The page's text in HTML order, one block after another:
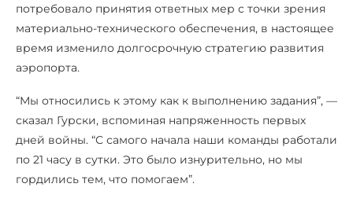
потребовало принятия ответных мер с точки зрения
материально-технического обеспечения, в настоящее
время изменило долгосрочную стратегию развития
аэропорта.
“Мы относились к этому как к выполнению задания”, —
сказал Гурски, вспоминая напряженность первых
дней войны. “С самого начала наши команды работали
по 21 часу в сутки. Это было изнурительно, но мы
гордились тем, что помогаем”.